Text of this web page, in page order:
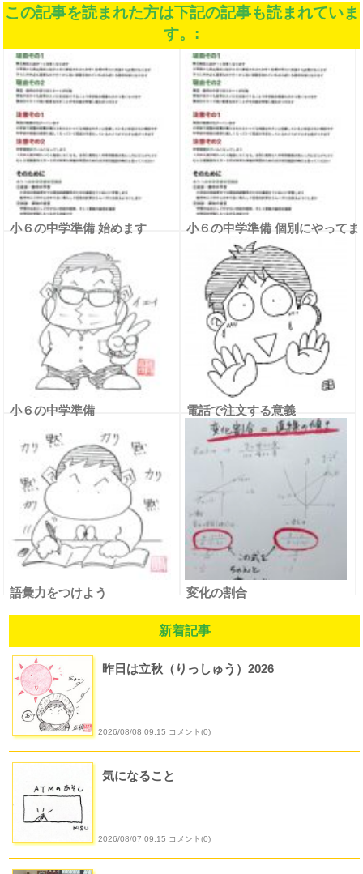
この記事を読まれた方は下記の記事も読まれていま
す。:
小６の中学準備 始めます
小６の中学準備 個別にやってま
小６の中学準備 電話で注文する意義
語彙力をつけよう 変化の割合
新着記事
昨日は立秋（りっしゅう）2026
2026/08/08 09:15 コメント(0)
気になること
2026/08/07 09:15 コメント(0)